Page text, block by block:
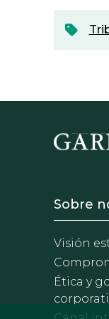
Sobre
Visión
Ética y